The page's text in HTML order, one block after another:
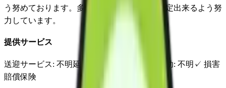
う努めております。多くの品揃えの中から選定出来るよう努
力しています。
提供サービス
送迎サービス: 不明延長サービス 自宅援助: 不明 ✓ 損害
賠償保険